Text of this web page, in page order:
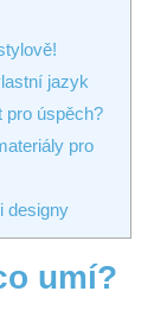
jazyk
pro úspěch?
pro
designy
umí?